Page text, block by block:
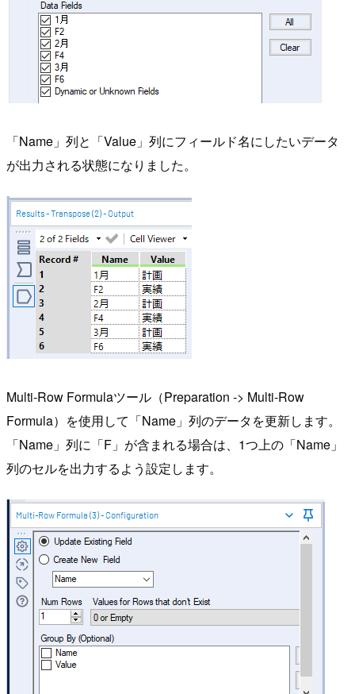
「Name」列と「Value」列にフィールド名にしたいデータ
が出力される状態になりました。
Multi-Row Formulaツール（Preparation -> Multi-Row
Formula）を使用して「Name」列のデータを更新します。
「Name」列に「F」が含まれる場合は、1つ上の「Name」
列のセルを出力するよう設定します。